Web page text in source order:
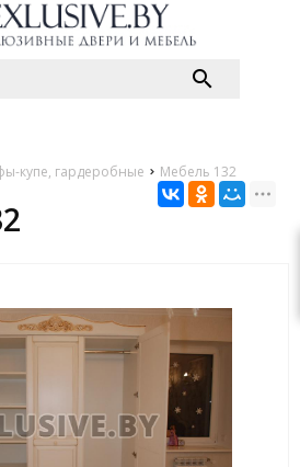
купе, гардеробные Мебель 132